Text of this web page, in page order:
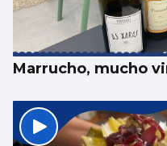
Marrucho, mucho